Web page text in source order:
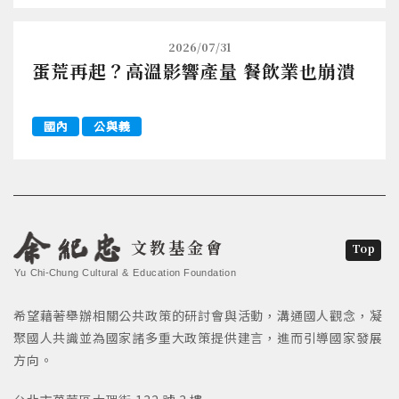
2026/07/31
蛋荒再起？高溫影響產量 餐飲業也崩潰
國內 公與義
文教基金會
Yu Chi-Chung Cultural & Education Foundation
希望藉著舉辦相關公共政策的研討會與活動，溝通國人觀念，凝
聚國人共識並為國家諸多重大政策提供建言，進而引導國家發展
方向。
Top